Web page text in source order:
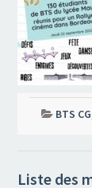
BTS CG
Liste des